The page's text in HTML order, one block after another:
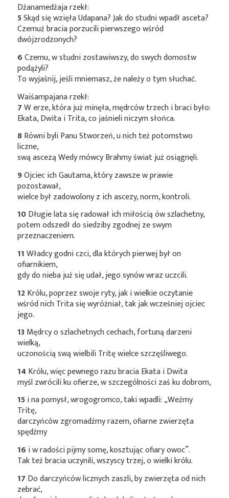
Dźanamedźaja rzekł:
5Skąd się wzięła Udapana? Jak do studni wpadł asceta?
Czemuż bracia porzucili pierwszego wśród
dwójzrodzonych?
6Czemu, w studni zostawiwszy, do swych domostw
podążyli?
To wyjaśnij, jeśli mniemasz, że należy o tym słuchać.
Waiśampajana rzekł:
7W erze, która już minęła, mędrców trzech i braci było:
Ekata, Dwita i Trita, co jaśnieli niczym słońca.
8Równi byli Panu Stworzeń, u nich też potomstwo
liczne,
swą ascezą Wedy mówcy Brahmy świat już osiągnęli.
9Ojciec ich Gautama, który zawsze w prawie
pozostawał,
wielce był zadowolony z ich ascezy, norm, kontroli.
10Długie lata się radował ich miłością ów szlachetny,
potem odszedł do siedziby zgodnej ze swym
przeznaczeniem.
11Władcy godni czci, dla których pierwej był on
ofiarnikiem,
gdy do nieba już się udał, jego synów wraz uczcili.
12Królu, poprzez swoje ryty, jak i wielkie oczytanie
wśród nich Trita się wyróżniał, tak jak wcześniej ojciec
jego.
13Mędrcy o szlachetnych cechach, fortuną darzeni
wielką,
uczonością swą wielbili Tritę wielce szczęśliwego.
14 Królu, więc pewnego razu bracia Ekata i Dwita
myśl zwrócili ku ofierze, w szczególności zaś ku dobrom,
15i na pomysł, wrogogromco, taki wpadli: „Weźmy
Tritę,
darczyńców zgromadźmy razem, ofiarne zwierzęta
spędźmy
16 i w radości pijmy somę, kosztując ofiary owoc”.
Tak też bracia uczynili, wszyscy trzej, o wielki królu.
17 Do darczyńców licznych zaszli, by zwierzęta od nich
zebrać,